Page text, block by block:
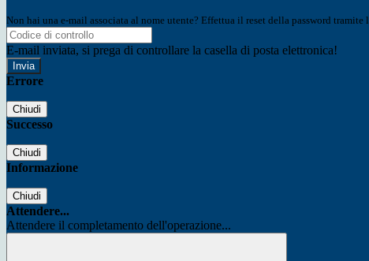
Non hai una e-mail associata al nome utente? Effettua il reset della password tramite
E-mail inviata, si prega di controllare la casella di posta elettronica!
Errore
Chiudi
Successo
Chiudi
Informazione
Chiudi
Attendere...
Attendere il completamento dell'operazione...